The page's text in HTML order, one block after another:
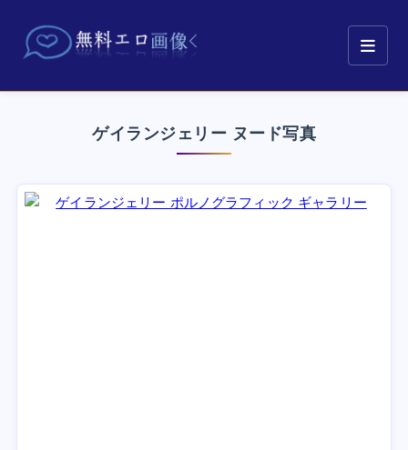
ゲイランジェリー ヌード写真